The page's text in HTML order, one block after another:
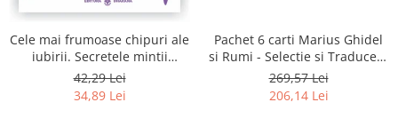
Cele mai frumoase chipuri ale
iubirii. Secretele mintii
omenesti in opera marelui
initiat, Rumi
42,29 Lei
34,89 Lei
Pachet 6 carti Marius Ghidel
si Rumi - Selectie si Traducere
de Marius Ghidel
269,57 Lei
206,14 Lei